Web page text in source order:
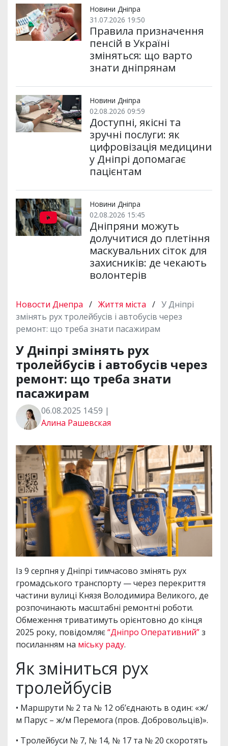
и k m p
Новини Дніпра
31.07.2026 19:50
Правила призначення
пенсій в Україні
зміняться: що варто
знати дніпрянам
Новини Дніпра
02.08.2026 09:59
Доступні, якісні та
зручні послуги: як
цифровізація медицини
у Дніпрі допомагає
пацієнтам
Новини Дніпра
02.08.2026 15:45
Дніпряни можуть
долучитися до плетіння
маскувальних сіток для
захисників: де чекають
волонтерів
Новости Днепра / Життя міста / У Дніпрі
змінять рух тролейбусів і автобусів через
ремонт: що треба знати пасажирам
У Дніпрі змінять рух
тролейбусів і автобусів через
ремонт: що треба знати
пасажирам
06.08.2025 14:59 |
Алина Рашевская
Із 9 серпня у Дніпрі тимчасово змінять рух
громадського транспорту — через перекриття
частини вулиці Князя Володимира Великого, де
розпочинають масштабні ремонтні роботи.
Обмеження триватимуть орієнтовно до кінця
2025 року, повідомляє“Дніпро Оперативний”з
посиланням на міську раду.
Як зміниться рух
тролейбусів
• Маршрути № 2 та № 12 об’єднають в один: «ж/
м Парус – ж/м Перемога (пров. Добровольців)».
• Тролейбуси № 7, № 14, № 17 та № 20 скоротять